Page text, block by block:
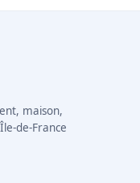
maison,
de-France